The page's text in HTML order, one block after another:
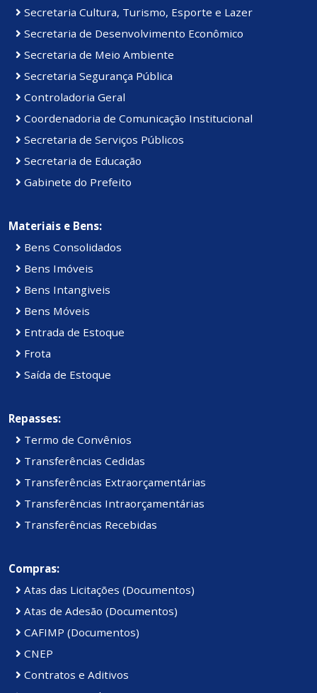
Secretaria Cultura, Turismo, Esporte e Lazer
Secretaria de Desenvolvimento Econômico
Secretaria de Meio Ambiente
Secretaria Segurança Pública
Controladoria Geral
Coordenadoria de Comunicação Institucional
Secretaria de Serviços Públicos
Secretaria de Educação
Gabinete do Prefeito
Materiais e Bens:
Bens Consolidados
Bens Imóveis
Bens Intangiveis
Bens Móveis
Entrada de Estoque
Frota
Saída de Estoque
Repasses:
Termo de Convênios
Transferências Cedidas
Transferências Extraorçamentárias
Transferências Intraorçamentárias
Transferências Recebidas
Compras:
Atas das Licitações (Documentos)
Atas de Adesão (Documentos)
CAFIMP (Documentos)
CNEP
Contratos e Aditivos